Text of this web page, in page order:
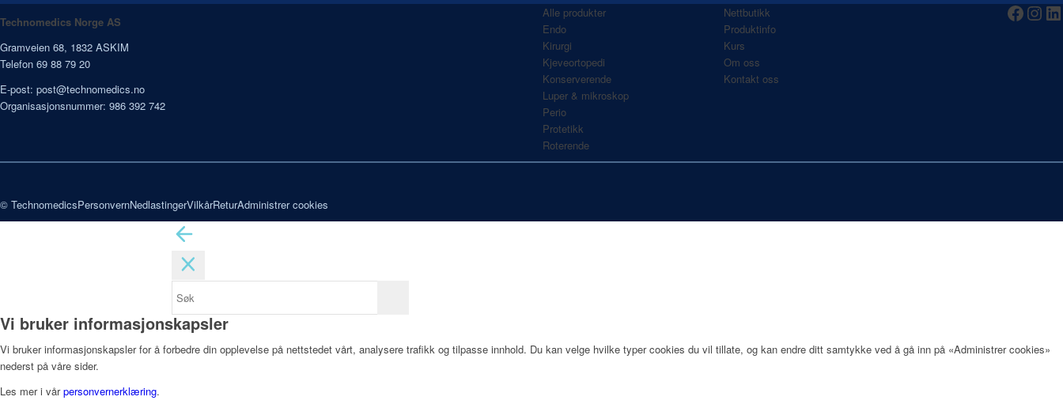
Technomedics Norge AS
Gramveien 68, 1832 ASKIM
Telefon 69 88 79 20
E-post: post@technomedics.no
Organisasjonsnummer: 986 392 742
Alle produkter
Endo
Kirurgi
Kjeveortopedi
Konserverende
Luper & mikroskop
Perio
Protetikk
Roterende
Nettbutikk
Produktinfo
Kurs
Om oss
Kontakt oss
© TechnomedicsPersonvernNedlastingerVilkårReturAdministrer cookies
Vi bruker informasjonskapsler
Vi bruker informasjonskapsler for å forbedre din opplevelse på nettstedet vårt, analysere trafikk og tilpasse innhold. Du kan velge hvilke typer cookies du vil tillate, og kan endre ditt samtykke ved å gå inn på «Administrer cookies»
nederst på våre sider.
Les mer i vårpersonvernerklæring.